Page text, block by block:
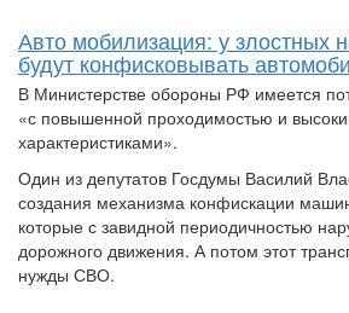
Авто мобилизация: у злостных
будут конфисковывать
В Министерстве обороны РФ имеется
«с повышенной проходимостью и
характеристиками».
Один из депутатов Госдумы Василий
создания механизма конфискации
которые с завидной периодичностью
дорожного движения. А потом этот
нужды СВО.